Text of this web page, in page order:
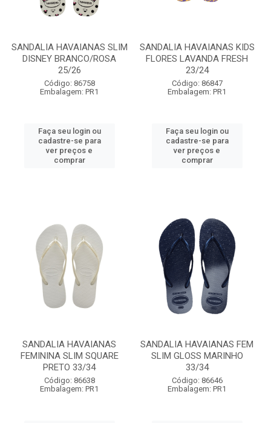
SANDALIA HAVAIANAS SLIM
DISNEY BRANCO/ROSA
25/26
Código: 86758
Embalagem: PR1
Faça seu login ou
cadastre-se para
ver preços e
comprar
SANDALIA HAVAIANAS KIDS
FLORES LAVANDA FRESH
23/24
Código: 86847
Embalagem: PR1
Faça seu login ou
cadastre-se para
ver preços e
comprar
SANDALIA HAVAIANAS
FEMININA SLIM SQUARE
PRETO 33/34
Código: 86638
Embalagem: PR1
SANDALIA HAVAIANAS FEM
SLIM GLOSS MARINHO
33/34
Código: 86646
Embalagem: PR1